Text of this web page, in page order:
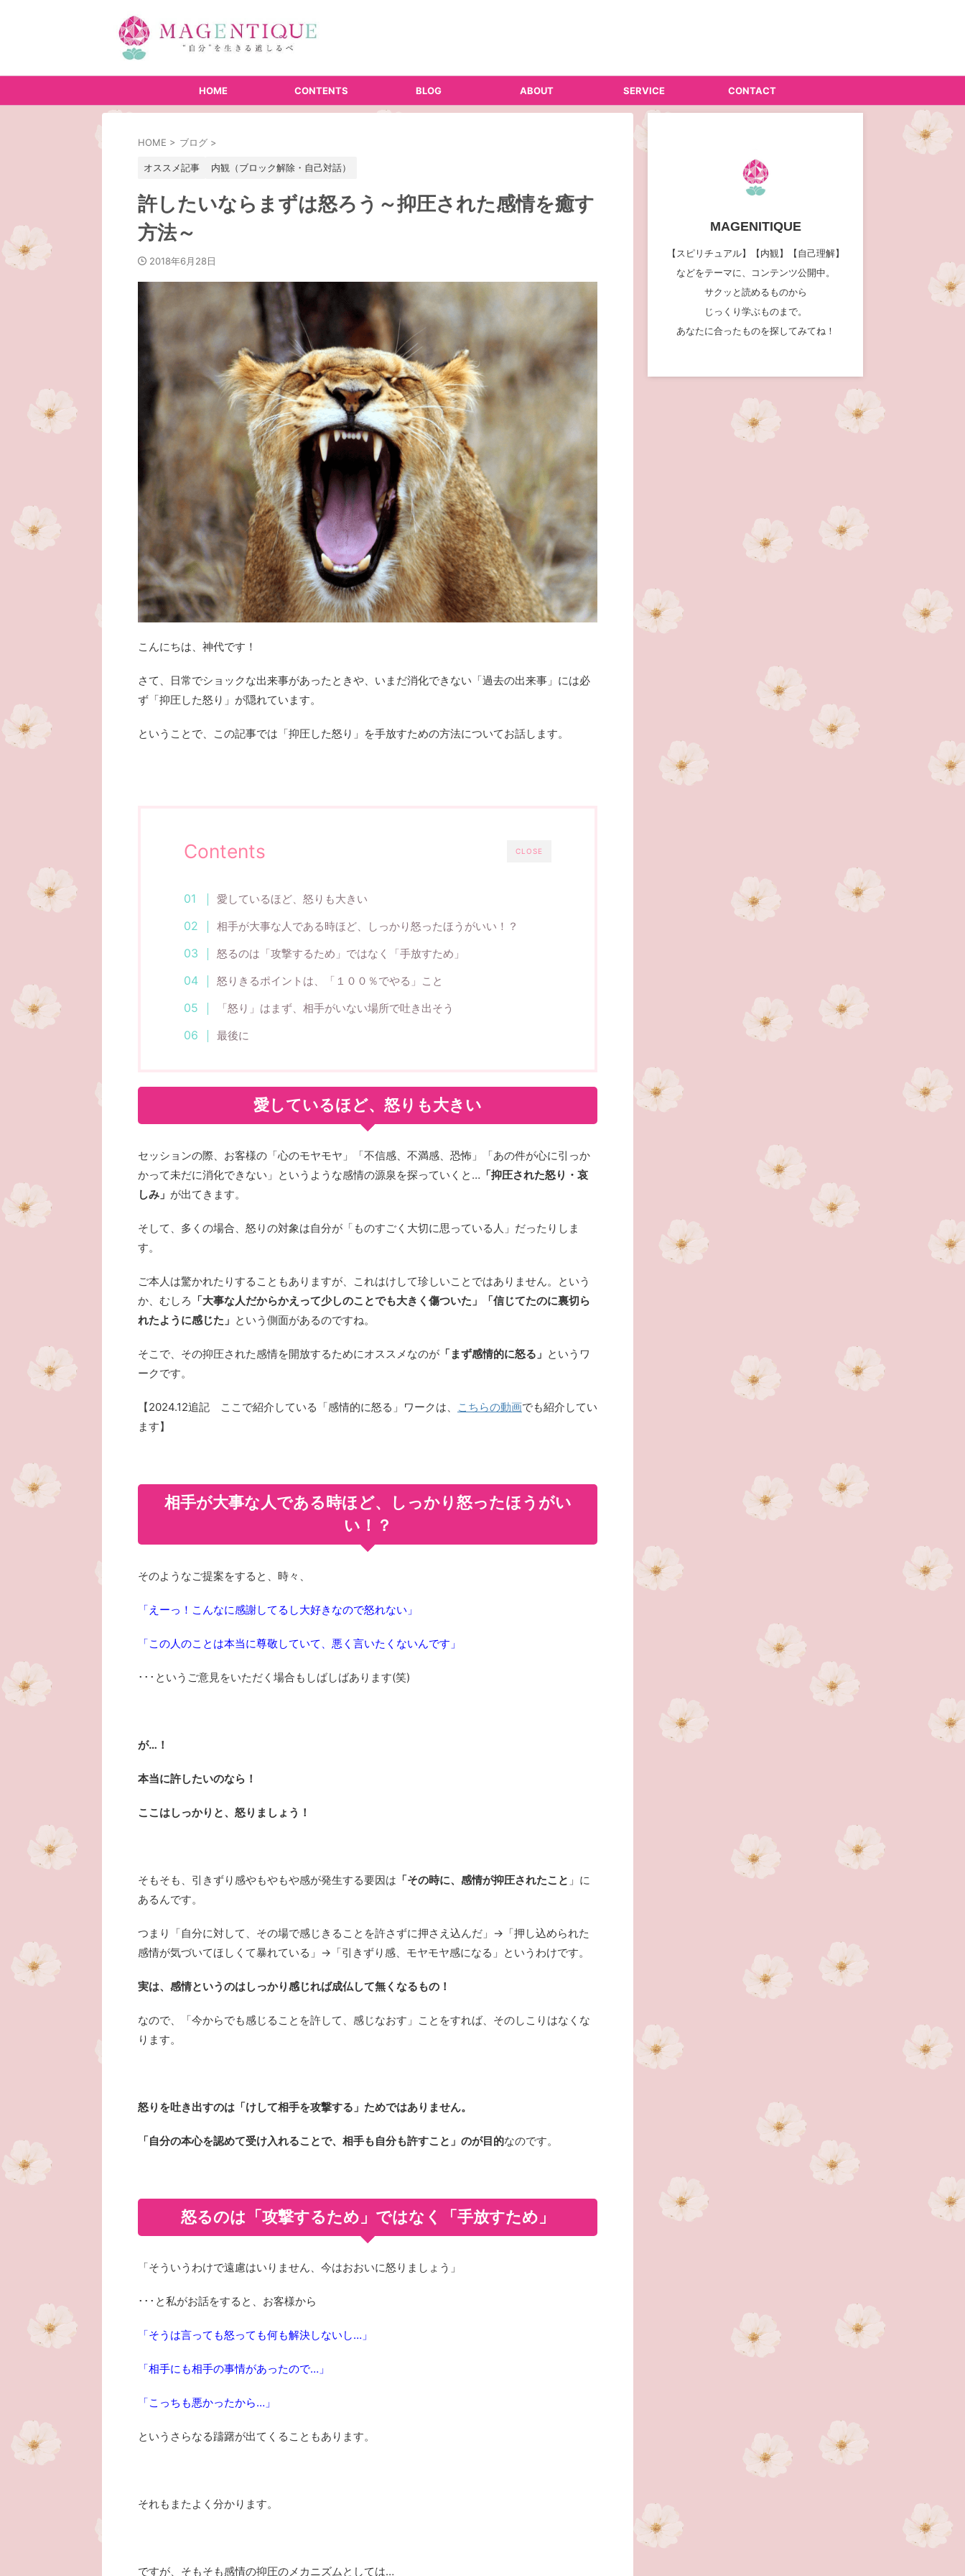
HOME CONTENTS BLOG ABOUT SERVICE CONTACT
HOME > ブログ >
オススメ記事 内観（ブロック解除・自己対話）
許したいならまずは怒ろう～抑圧された感情を癒す
方法～
2018年6月28日
こんにちは、神代です！
さて、日常でショックな出来事があったときや、いまだ消化できない「過去の出来事」には必
ず「抑圧した怒り」が隠れています。
ということで、この記事では「抑圧した怒り」を手放すための方法についてお話します。
CLOSE
Contents
愛しているほど、怒りも大きい
相手が大事な人である時ほど、しっかり怒ったほうがいい！？
怒るのは「攻撃するため」ではなく「手放すため」
怒りきるポイントは、「１００％でやる」こと
「怒り」はまず、相手がいない場所で吐き出そう
最後に
愛しているほど、怒りも大きい
セッションの際、お客様の「心のモヤモヤ」「不信感、不満感、恐怖」「あの件が心に引っか
かって未だに消化できない」というような感情の源泉を探っていくと… 「抑圧された怒り・哀
しみ」 が出てきます。
そして、多くの場合、怒りの対象は自分が「ものすごく大切に思っている人」だったりしま
す。
ご本人は驚かれたりすることもありますが、これはけして珍しいことではありません。という
か、むしろ 「大事な人だからかえって少しのことでも大きく傷ついた」「信じてたのに裏切ら
れたように感じた」 という側面があるのですね。
そこで、その抑圧された感情を開放するためにオススメなのが 「まず感情的に怒る」 というワ
ークです。
【2024.12追記 ここで紹介している「感情的に怒る」ワークは、 こちらの動画でも紹介してい
ます】
相手が大事な人である時ほど、しっかり怒ったほうがい
い！？
そのようなご提案をすると、時々、
「えーっ！こんなに感謝してるし大好きなので怒れない」
「この人のことは本当に尊敬していて、悪く言いたくないんです」
･･･というご意見をいただく場合もしばしばあります(笑)
が…！
本当に許したいのなら！
ここはしっかりと、怒りましょう！
そもそも、引きずり感やもやもや感が発生する要因は 「その時に、感情が抑圧されたこと 」に
あるんです。
つまり「自分に対して、その場で感じきることを許さずに押さえ込んだ」→「押し込められた
感情が気づいてほしくて暴れている」→「引きずり感、モヤモヤ感になる」というわけです。
実は、感情というのはしっかり感じれば成仏して無くなるもの！
なので、「今からでも感じることを許して、感じなおす」ことをすれば、そのしこりはなくな
ります。
怒りを吐き出すのは「けして相手を攻撃する」ためではありません。
「自分の本心を認めて受け入れることで、相手も自分も許すこと」のが目的なのです。
怒るのは「攻撃するため」ではなく「手放すため」
「そういうわけで遠慮はいりません、今はおおいに怒りましょう」
･･･と私がお話をすると、お客様から
「そうは言っても怒っても何も解決しないし…」
「相手にも相手の事情があったので…」
「こっちも悪かったから…」
というさらなる躊躇が出てくることもあります。
それもまたよく分かります。
ですが、そもそも感情の抑圧のメカニズムとしては…
MAGENITIQUE
【スピリチュアル】【内観】【自己理解】
などをテーマに、コンテンツ公開中。
サクッと読めるものから
じっくり学ぶものまで。
あなたに合ったものを探してみてね！